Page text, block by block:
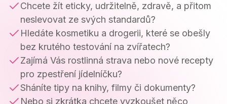
Chcete žít eticky, udržitelně, zdravě, a přitom
neslevovat ze svých standardů?
Hledáte kosmetiku a drogerii, které se obešly
bez krutého testování na zvířatech?
Zajímá Vás rostlinná strava nebo nové recepty
pro zpestření jídelníčku?
Sháníte tipy na knihy, filmy či dokumenty?
Nebo si zkrátka chcete vyzkoušet něco